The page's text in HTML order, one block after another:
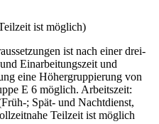
ist möglich)
ist nach einer drei-
Einarbeitungszeit und
eine Höhergruppierung von
E 6 möglich. Arbeitszeit:
; Spät- und Nachtdienst,
Teilzeit ist möglich